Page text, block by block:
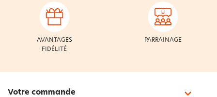
AVANTAGES
FIDÉLITÉ
PARRAINAGE
Votre commande